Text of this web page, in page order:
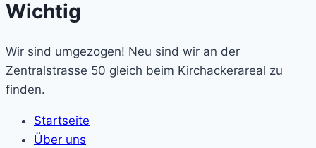
Wichtig
Wir sind umgezogen! Neu sind wir an der
Zentralstrasse 50 gleich beim Kirchackerareal zu
finden.
Startseite
Über uns